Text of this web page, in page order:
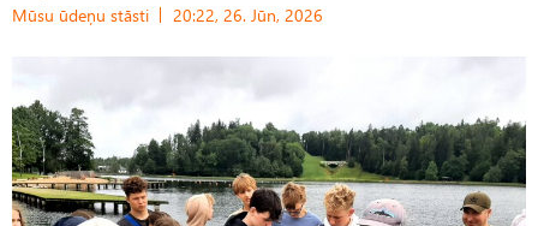
Mūsu ūdeņu stāsti 20:22, 26. Jūn, 2026